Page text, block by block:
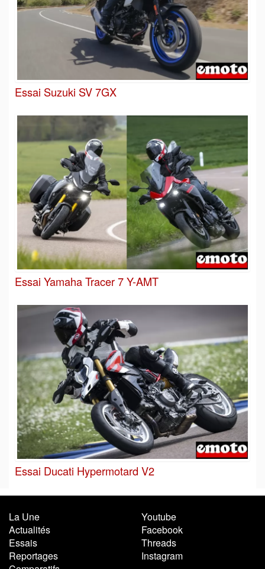
Essai Suzuki SV 7GX
Essai Yamaha Tracer 7 Y-AMT
Essai Ducati Hypermotard V2
La Une
Actualités
Essais
Reportages
Youtube
Facebook
Threads
Instagram